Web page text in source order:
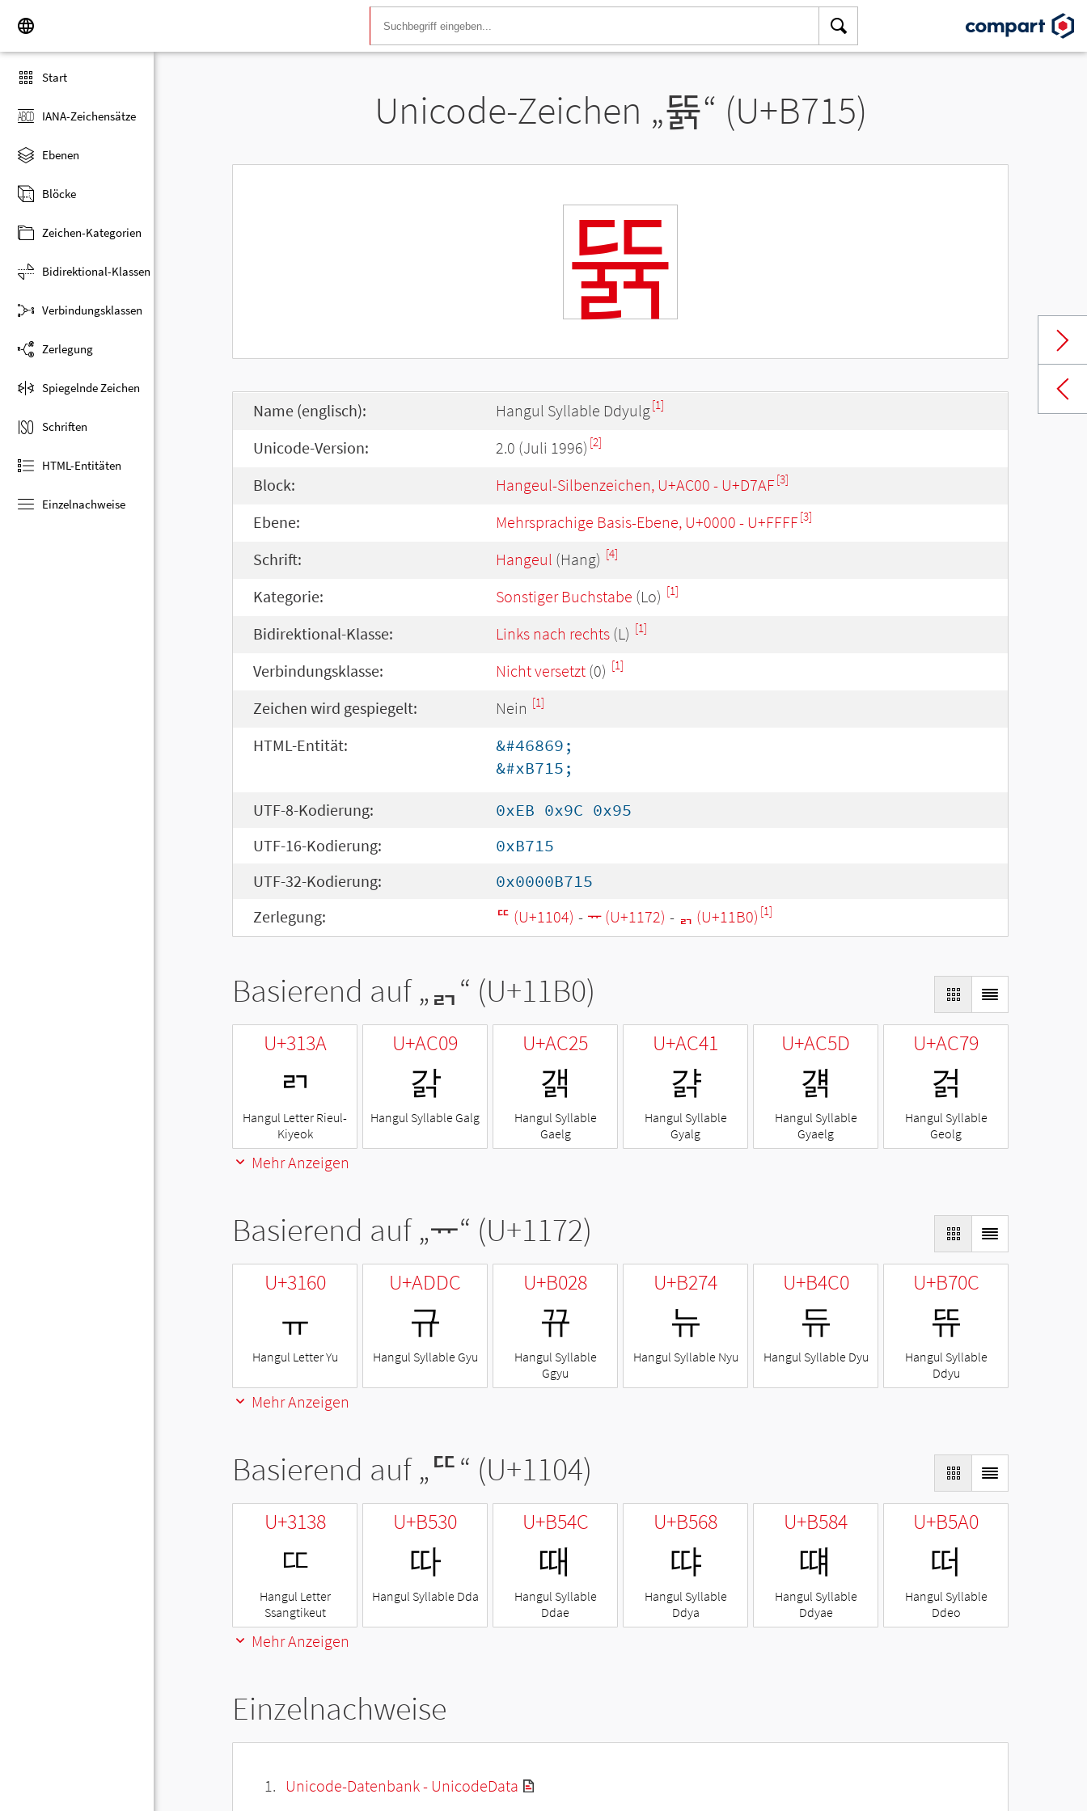
Start
IANA-Zeichensätze
Ebenen
Blöcke
Zeichen-Kategorien
Bidirektional-Klassen
Verbindungsklassen
Zerlegung
Spiegelnde Zeichen
Schriften
HTML-Entitäten
Einzelnachweise
Unicode-Zeichen „뜕“ (U+B715)
뜕
Name (englisch): Hangul Syllable Ddyulg[1]
Unicode-Version: 2.0 (Juli 1996) [2]
Block: Hangeul-Silbenzeichen, U+AC00 - U+D7AF[3]
Ebene: Mehrsprachige Basis-Ebene, U+0000 - U+FFFF[3]
Schrift: Hangeul (Hang) [4]
Kategorie: Sonstiger Buchstabe (Lo) [1]
Bidirektional-Klasse: Links nach rechts (L) [1]
Verbindungsklasse: Nicht versetzt (0) [1]
Zeichen wird gespiegelt: Nein [1]
HTML-Entität:
&#46869;
&#xB715;
UTF-8-Kodierung:
0xEB 0x9C 0x95
UTF-16-Kodierung:
0xB715
UTF-32-Kodierung:
0x0000B715
Zerlegung:
ᄄ (U+1104) - ᅲ (U+1172) - ᆰ (U+11B0) [1]
Basierend auf „ᆰ“ (U+11B0)
U+313A
ㄺ
Hangul Letter Rieul-
Kiyeok
U+AC09
갉
Hangul Syllable Galg
U+AC25
갥
Hangul Syllable
Gaelg
U+AC41
걁
Hangul Syllable
Gyalg
U+AC5D
걝
Hangul Syllable
Gyaelg
U+AC79
걹
Hangul Syllable
Geolg
Mehr Anzeigen
Basierend auf „ᅲ“ (U+1172)
U+3160
ㅠ
Hangul Letter Yu
U+ADDC
규
Hangul Syllable Gyu
U+B028
뀨
Hangul Syllable
Ggyu
U+B274
뉴
Hangul Syllable Nyu
U+B4C0
듀
Hangul Syllable Dyu
U+B70C
뜌
Hangul Syllable
Ddyu
Mehr Anzeigen
Basierend auf „ᄄ“ (U+1104)
U+3138
ㄸ
Hangul Letter
Ssangtikeut
U+B530
따
Hangul Syllable Dda
U+B54C
때
Hangul Syllable
Ddae
U+B568
땨
Hangul Syllable
Ddya
U+B584
떄
Hangul Syllable
Ddyae
U+B5A0
떠
Hangul Syllable
Ddeo
Mehr Anzeigen
Einzelnachweise
Unicode-Datenbank - UnicodeData